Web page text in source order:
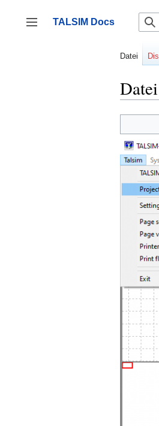
springen
Seitenleiste umschalten
TALSIM Docs
Datei